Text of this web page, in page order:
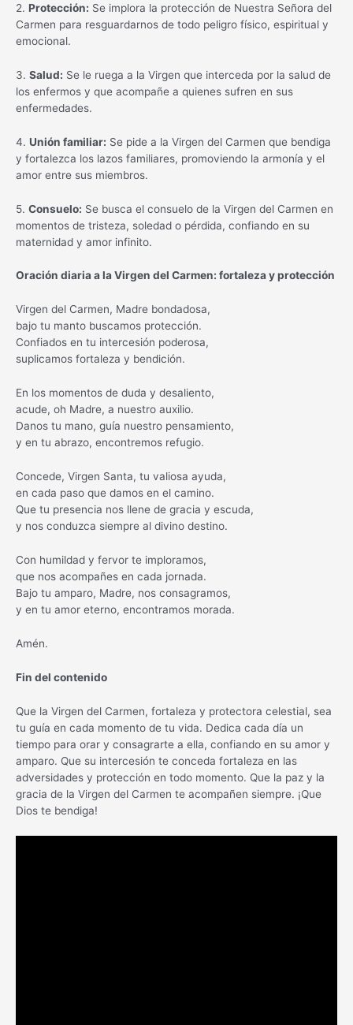
2. Protección: Se implora la protección de Nuestra Señora del
Carmen para resguardarnos de todo peligro físico, espiritual y
emocional.
3. Salud: Se le ruega a la Virgen que interceda por la salud de
los enfermos y que acompañe a quienes sufren en sus
enfermedades.
4. Unión familiar: Se pide a la Virgen del Carmen que bendiga
y fortalezca los lazos familiares, promoviendo la armonía y el
amor entre sus miembros.
5. Consuelo: Se busca el consuelo de la Virgen del Carmen en
momentos de tristeza, soledad o pérdida, confiando en su
maternidad y amor infinito.
Oración diaria a la Virgen del Carmen: fortaleza y protección
Virgen del Carmen, Madre bondadosa,
bajo tu manto buscamos protección.
Confiados en tu intercesión poderosa,
suplicamos fortaleza y bendición.
En los momentos de duda y desaliento,
acude, oh Madre, a nuestro auxilio.
Danos tu mano, guía nuestro pensamiento,
y en tu abrazo, encontremos refugio.
Concede, Virgen Santa, tu valiosa ayuda,
en cada paso que damos en el camino.
Que tu presencia nos llene de gracia y escuda,
y nos conduzca siempre al divino destino.
Con humildad y fervor te imploramos,
que nos acompañes en cada jornada.
Bajo tu amparo, Madre, nos consagramos,
y en tu amor eterno, encontramos morada.
Amén.
Fin del contenido
Que la Virgen del Carmen, fortaleza y protectora celestial, sea
tu guía en cada momento de tu vida. Dedica cada día un
tiempo para orar y consagrarte a ella, confiando en su amor y
amparo. Que su intercesión te conceda fortaleza en las
adversidades y protección en todo momento. Que la paz y la
gracia de la Virgen del Carmen te acompañen siempre. ¡Que
Dios te bendiga!